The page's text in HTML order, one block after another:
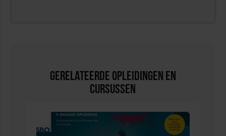
Gerelateerde Opleidingen en
Cursussen